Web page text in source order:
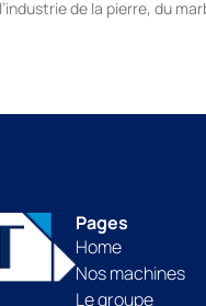
de la pierre, du
Pages
Home
Nos machines
Le groupe